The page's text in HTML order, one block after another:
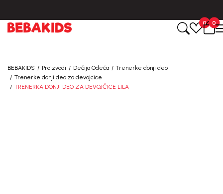
0
0
BEBAKIDS Proizvodi Dečija Odeća
Trenerke donji deo
Trenerke donji deo za devojcice
TRENERKA DONJI DEO ZA DEVOJČICE LILA